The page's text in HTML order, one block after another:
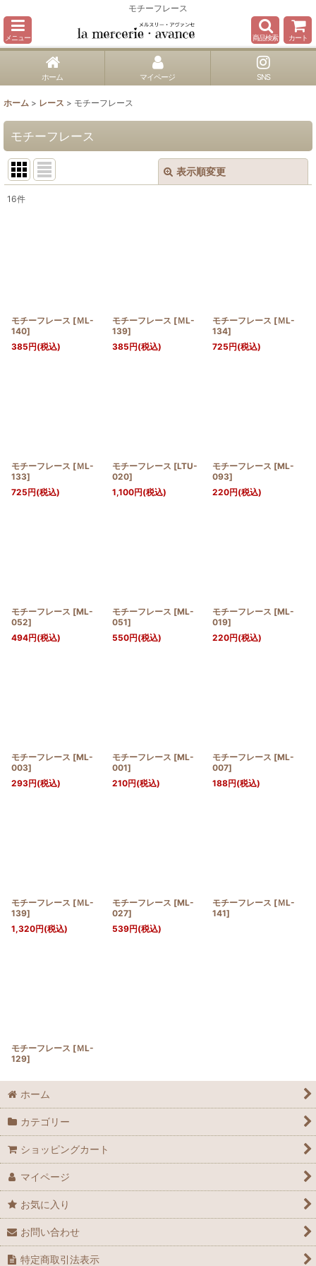
モチーフレース
メニュー 商品検索 カート
ホーム マイページ SNS
ホーム > レース > モチーフレース
モチーフレース
表示順変更
16件
モチーフレース [ＭL-
140]
385円(税込)
モチーフレース [ＭL-
139]
385円(税込)
モチーフレース [ＭL-
134]
725円(税込)
モチーフレース [ＭL-
133]
725円(税込)
モチーフレース [LTU-
020]
1,100円(税込)
モチーフレース [ML-
093]
220円(税込)
モチーフレース [ML-
052]
494円(税込)
モチーフレース [ML-
051]
550円(税込)
モチーフレース [ML-
019]
220円(税込)
モチーフレース [ML-
003]
293円(税込)
モチーフレース [ML-
001]
210円(税込)
モチーフレース [ML-
007]
188円(税込)
モチーフレース [ＭL-
139]
1,320円(税込)
モチーフレース [ML-
027]
539円(税込)
モチーフレース [ＭL-
141]
モチーフレース [ＭL-
129]
ホーム
カテゴリー
ショッピングカート
マイページ
お気に入り
お問い合わせ
特定商取引法表示